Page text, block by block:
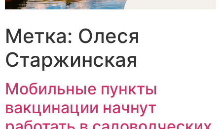
Метка: Олеся
Старжинская
Мобильные пункты
вакцинации начнут